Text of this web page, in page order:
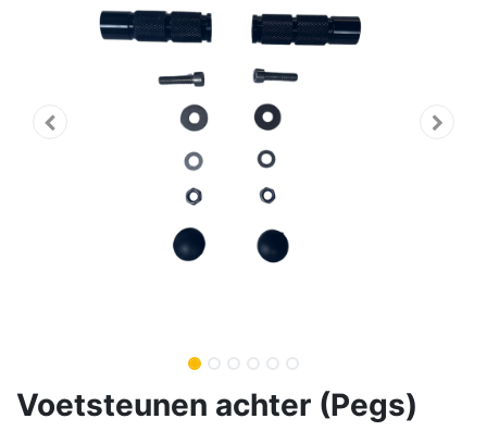
Voetsteunen achter (Pegs)